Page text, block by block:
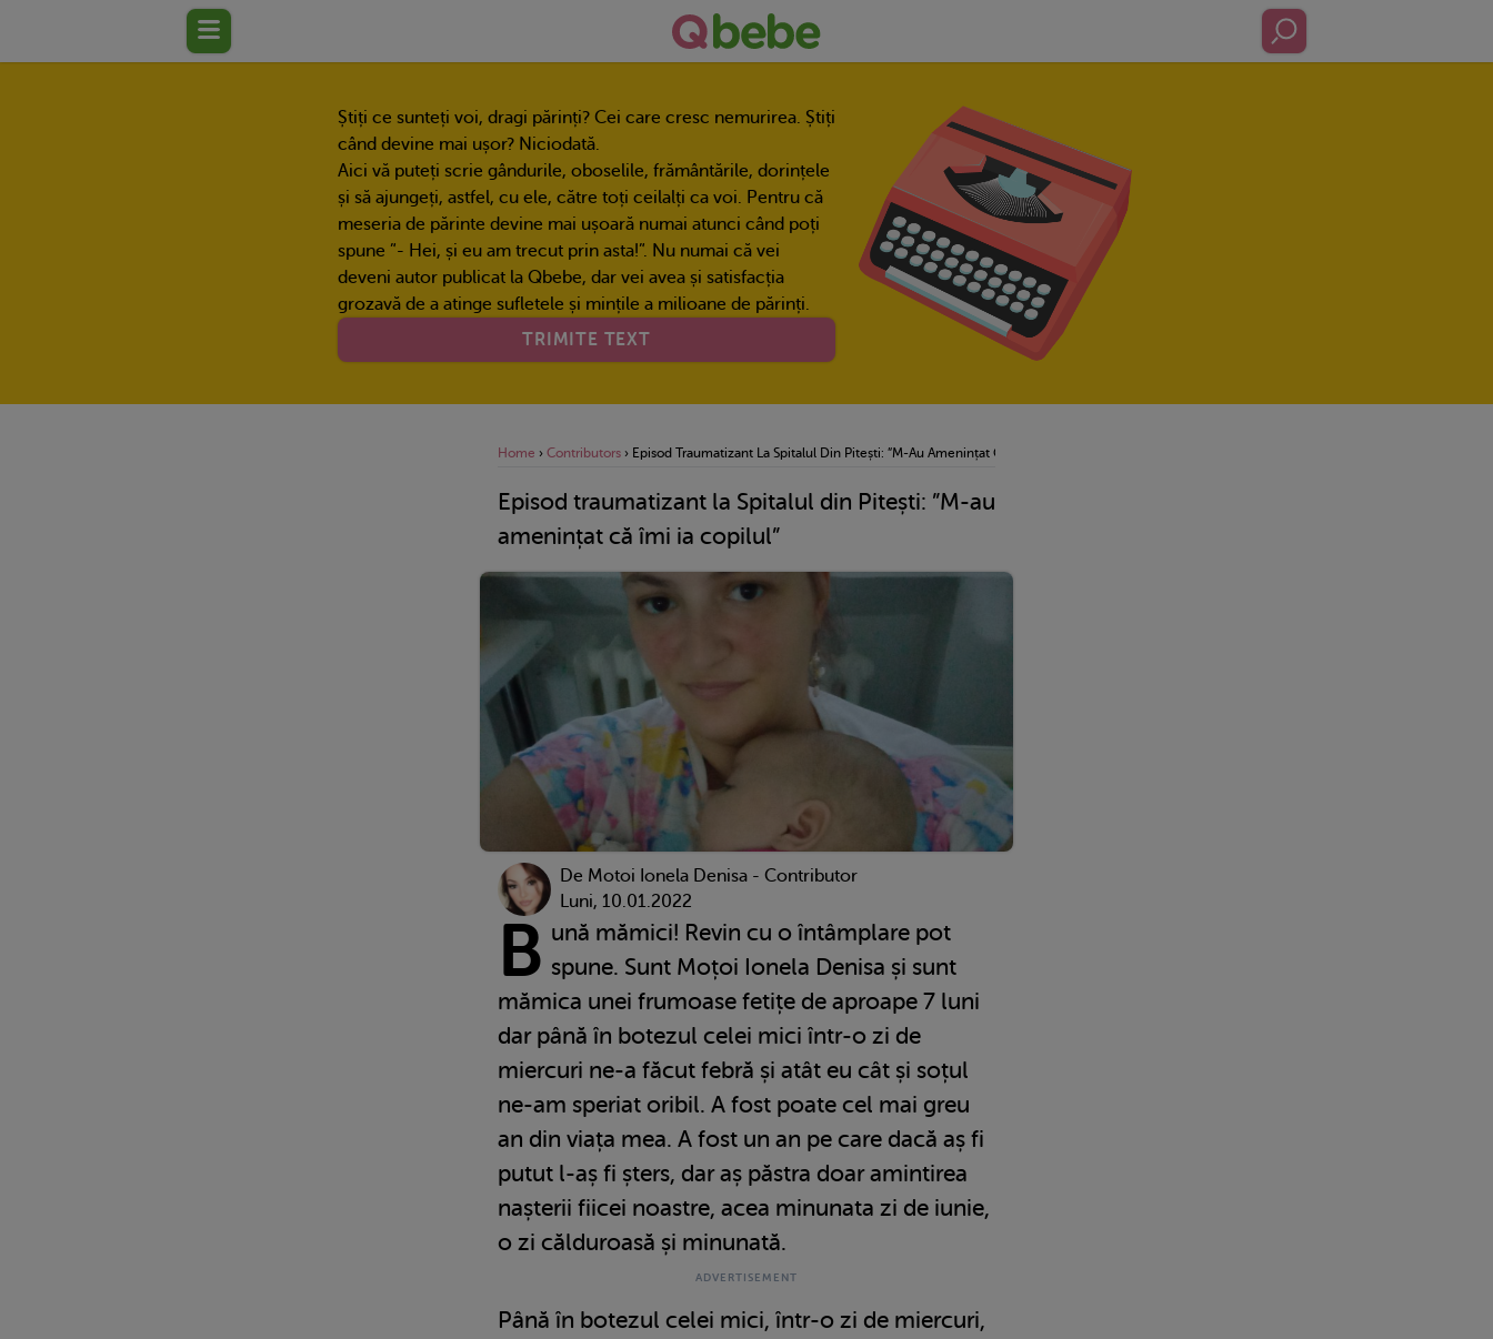
Știți ce sunteți voi, dragi părinți? Cei care cresc nemurirea. Știți
când devine mai ușor? Niciodată.
Aici vă puteți scrie gândurile, oboselile, frământările, dorințele
și să ajungeți, astfel, cu ele, către toți ceilalți ca voi. Pentru că
meseria de părinte devine mai ușoară numai atunci când poți
spune ”- Hei, și eu am trecut prin asta!”. Nu numai că vei
deveni autor publicat la Qbebe, dar vei avea și satisfacția
grozavă de a atinge sufletele și mințile a milioane de părinți.
TRIMITE TEXT
Home › Contributors › Episod Traumatizant La Spitalul Din Pitești: ”M-Au Amenințat Că Îmi Ia Copilul”
Episod traumatizant la Spitalul din Pitești: ”M-au
amenințat că îmi ia copilul”
De Motoi Ionela Denisa - Contributor
Luni, 10.01.2022
B ună mămici! Revin cu o întâmplare pot
spune. Sunt Moțoi Ionela Denisa și sunt
mămica unei frumoase fetițe de aproape 7 luni
dar până în botezul celei mici într-o zi de
miercuri ne-a făcut febră și atât eu cât și soțul
ne-am speriat oribil. A fost poate cel mai greu
an din viața mea. A fost un an pe care dacă aș fi
putut l-aș fi șters, dar aș păstra doar amintirea
nașterii fiicei noastre, acea minunata zi de iunie,
o zi călduroasă și minunată.
Până în botezul celei mici, într-o zi de miercuri,